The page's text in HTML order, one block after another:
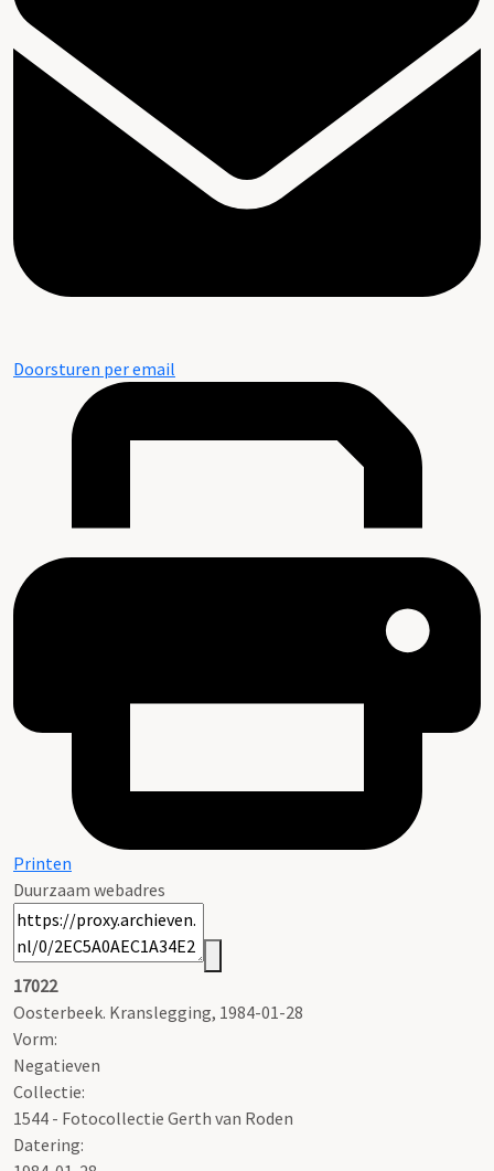
Doorsturen per email
Printen
Duurzaam webadres
17022
Oosterbeek. Kranslegging, 1984-01-28
Vorm:
Negatieven
Collectie:
1544 - Fotocollectie Gerth van Roden
Datering: